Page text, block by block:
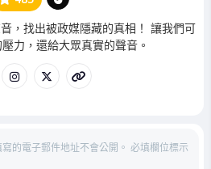
管
理
，找出被政媒隱藏的真相！ 讓我們可
力，還給大眾真實的聲音。
的電子郵件地址不會公開。 必填欄位標示